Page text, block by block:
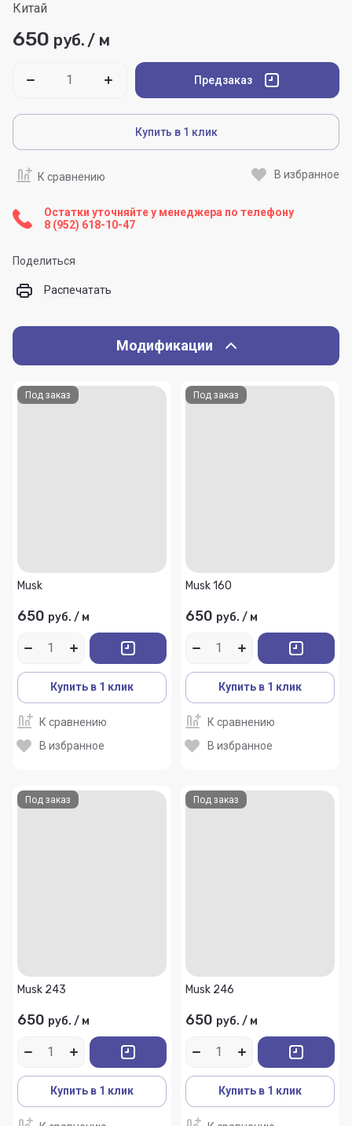
Китай
650 руб. / м
Предзаказ
Купить в 1 клик
К сравнению В избранное
Остатки уточняйте у менеджера по телефону
8 (952) 618-10-47
Поделиться
Распечатать
Модификации
Под заказ
Musk
650 руб. / м
Купить в 1 клик
К сравнению
В избранное
Под заказ
Musk 160
650 руб. / м
Купить в 1 клик
К сравнению
В избранное
Под заказ
Musk 243
650 руб. / м
Купить в 1 клик
Под заказ
Musk 246
650 руб. / м
Купить в 1 клик